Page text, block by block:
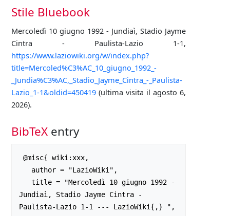
Stile Bluebook
Mercoledì 10 giugno 1992 - Jundiaì, Stadio Jayme
Cintra - Paulista-Lazio 1-1,
https://www.laziowiki.org/w/index.php?
title=Mercoled%C3%AC_10_giugno_1992_-
_Jundia%C3%AC,_Stadio_Jayme_Cintra_-_Paulista-
Lazio_1-1&oldid=450419 (ultima visita il agosto 6,
2026).
BibTeX entry
Jundiaì, Stadio Jayme Cintra -
Paulista-Lazio 1-1 --- LazioWiki{,} ",